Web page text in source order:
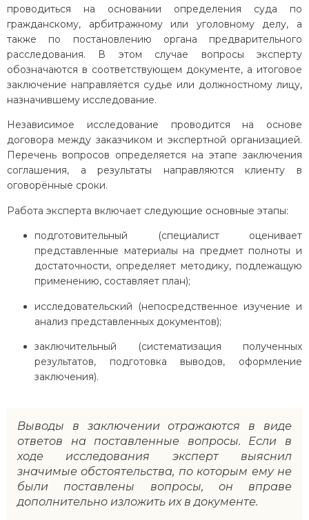
проводиться на основании определения суда по
гражданскому, арбитражному или уголовному делу, а
также по постановлению органа предварительного
расследования. В этом случае вопросы эксперту
обозначаются в соответствующем документе, а итоговое
заключение направляется судье или должностному лицу,
назначившему исследование.
Независимое исследование проводится на основе
договора между заказчиком и экспертной организацией.
Перечень вопросов определяется на этапе заключения
соглашения, а результаты направляются клиенту в
оговорённые сроки.
Работа эксперта включает следующие основные этапы:
подготовительный (специалист оценивает
представленные материалы на предмет полноты и
достаточности, определяет методику, подлежащую
применению, составляет план);
исследовательский (непосредственное изучение и
анализ представленных документов);
заключительный (систематизация полученных
результатов, подготовка выводов, оформление
заключения).
Выводы в заключении отражаются в виде
ответов на поставленные вопросы. Если в
ходе исследования эксперт выяснил
значимые обстоятельства, по которым ему не
были поставлены вопросы, он вправе
дополнительно изложить их в документе.